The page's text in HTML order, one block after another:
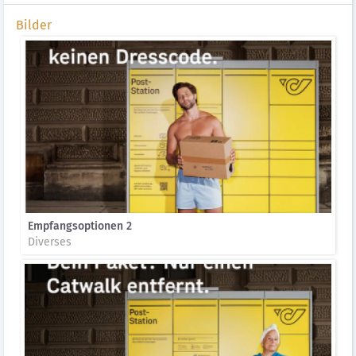
Bilder
Empfangsoptionen​ 2
Diverses